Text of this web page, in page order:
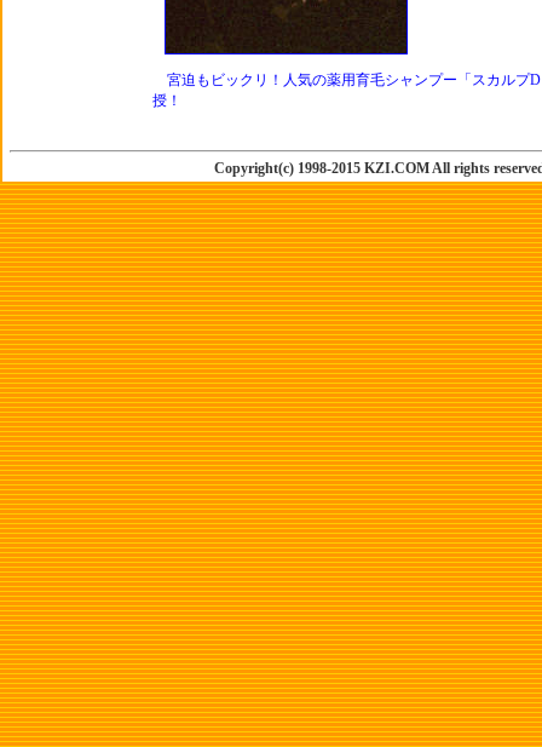
宮迫もビックリ！人気の薬用育毛シャンプー「スカルプ
授！
Copyright(c) 1998-2015 KZI.COM All rights